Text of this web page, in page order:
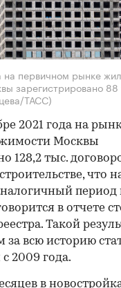
на первичном рынке
зарегистрировано
ТАСС)
2021 года на
Москвы
128,2 тыс.
что
период
в отчете
Такой
всю историю
2009 года.
в